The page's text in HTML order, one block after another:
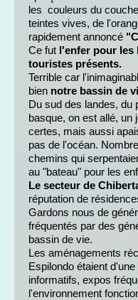
les couleurs du
teintes vives, de
rapidement annoncé
Ce fut l'enfer pour
touristes présents.
Terrible car
bien notre bassin de
Du sud des landes, du
basque, on est allé, un
certes, mais aussi
pas de l'océan.
chemins qui
au "bateau" pour les
Le secteur de
réputation de
Gardons nous de
fréquentés par des
bassin de vie.
Les aménagements
Espilondo étaient
informatifs, expos
l'environnement